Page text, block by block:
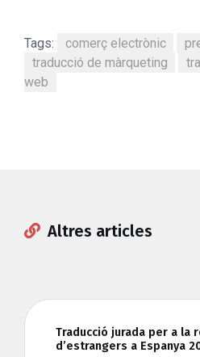
Tags: comerç electrònic
traducció de màrqueting
web
Altres articles
Traducció jurada per a la
d’estrangers a Espanya